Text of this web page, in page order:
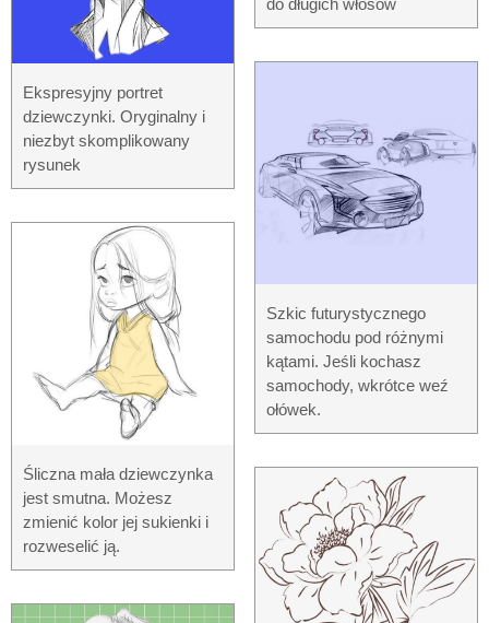
Ekspresyjny portret
dziewczynki. Oryginalny i
niezbyt skomplikowany
rysunek
Śliczna mała dziewczynka
jest smutna. Możesz
zmienić kolor jej sukienki i
rozweselić ją.
Szkic futurystycznego
samochodu pod różnymi
kątami. Jeśli kochasz
samochody, wkrótce weź
ołówek.